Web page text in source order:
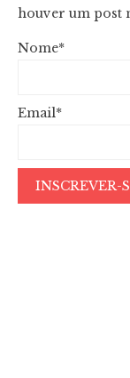
houver um post
Nome*
Email*